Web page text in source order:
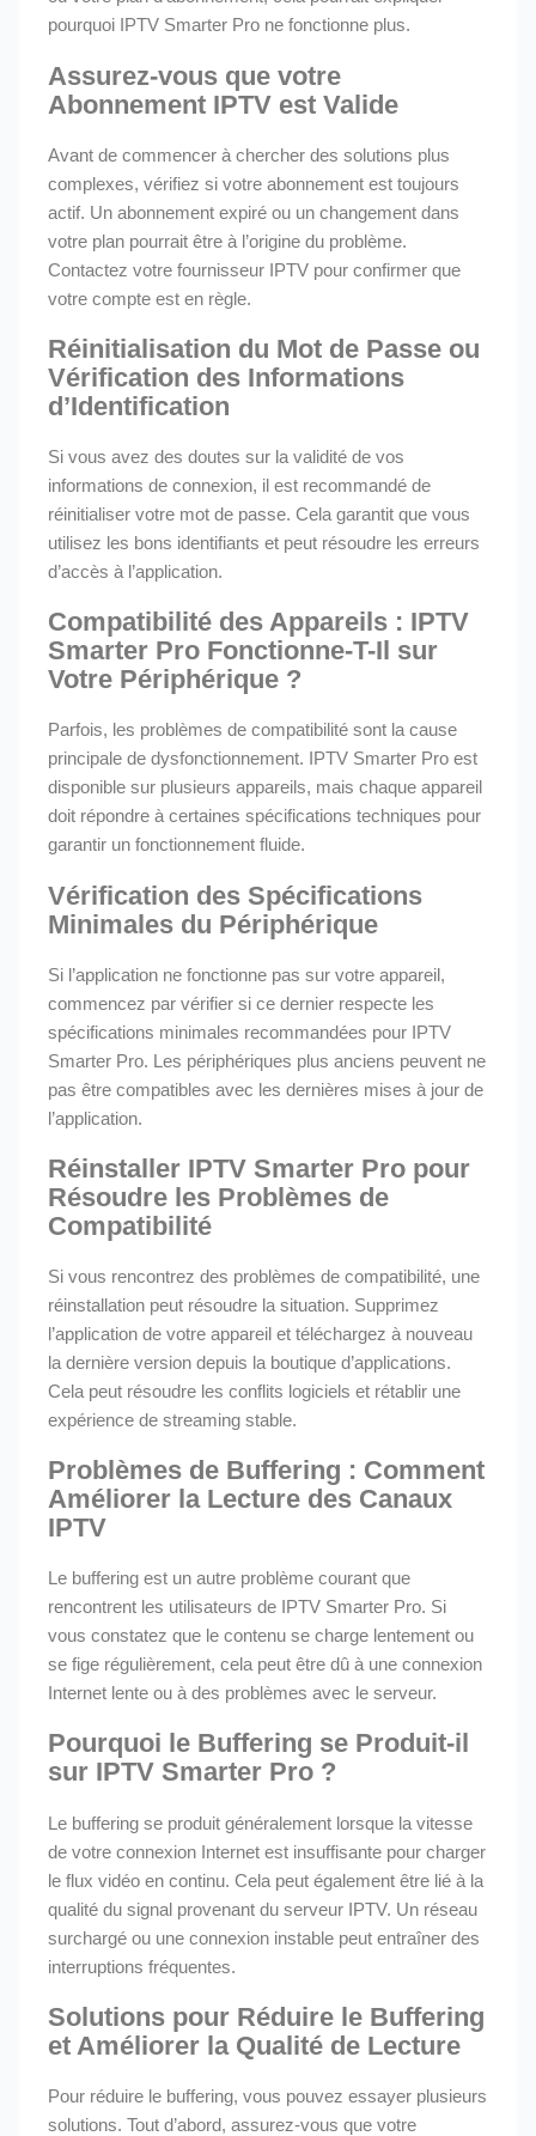
pourquoi IPTV Smarter Pro ne fonctionne plus.
Assurez-vous que votre
Abonnement IPTV est Valide
Avant de commencer à chercher des solutions plus
complexes, vérifiez si votre abonnement est toujours
actif. Un abonnement expiré ou un changement dans
votre plan pourrait être à l’origine du problème.
Contactez votre fournisseur IPTV pour confirmer que
votre compte est en règle.
Réinitialisation du Mot de Passe ou
Vérification des Informations
d’Identification
Si vous avez des doutes sur la validité de vos
informations de connexion, il est recommandé de
réinitialiser votre mot de passe. Cela garantit que vous
utilisez les bons identifiants et peut résoudre les erreurs
d’accès à l’application.
Compatibilité des Appareils : IPTV
Smarter Pro Fonctionne-T-Il sur
Votre Périphérique ?
Parfois, les problèmes de compatibilité sont la cause
principale de dysfonctionnement. IPTV Smarter Pro est
disponible sur plusieurs appareils, mais chaque appareil
doit répondre à certaines spécifications techniques pour
garantir un fonctionnement fluide.
Vérification des Spécifications
Minimales du Périphérique
Si l’application ne fonctionne pas sur votre appareil,
commencez par vérifier si ce dernier respecte les
spécifications minimales recommandées pour IPTV
Smarter Pro. Les périphériques plus anciens peuvent ne
pas être compatibles avec les dernières mises à jour de
l’application.
Réinstaller IPTV Smarter Pro pour
Résoudre les Problèmes de
Compatibilité
Si vous rencontrez des problèmes de compatibilité, une
réinstallation peut résoudre la situation. Supprimez
l’application de votre appareil et téléchargez à nouveau
la dernière version depuis la boutique d’applications.
Cela peut résoudre les conflits logiciels et rétablir une
expérience de streaming stable.
Problèmes de Buffering : Comment
Améliorer la Lecture des Canaux
IPTV
Le buffering est un autre problème courant que
rencontrent les utilisateurs de IPTV Smarter Pro. Si
vous constatez que le contenu se charge lentement ou
se fige régulièrement, cela peut être dû à une connexion
Internet lente ou à des problèmes avec le serveur.
Pourquoi le Buffering se Produit-il
sur IPTV Smarter Pro ?
Le buffering se produit généralement lorsque la vitesse
de votre connexion Internet est insuffisante pour charger
le flux vidéo en continu. Cela peut également être lié à la
qualité du signal provenant du serveur IPTV. Un réseau
surchargé ou une connexion instable peut entraîner des
interruptions fréquentes.
Solutions pour Réduire le Buffering
et Améliorer la Qualité de Lecture
Pour réduire le buffering, vous pouvez essayer plusieurs
solutions. Tout d’abord, assurez-vous que votre